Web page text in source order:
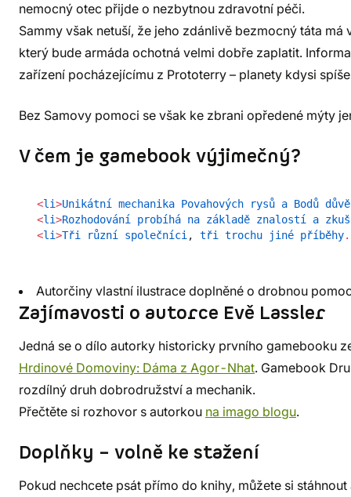
nemocný otec přijde o nezbytnou zdravotní péči.
Sammy však netuší, že jeho zdánlivě bezmocný táta má
který bude armáda ochotná velmi dobře zaplatit.
zařízení pocházejícímu z Prototerry – planety kdysi
Bez Samovy pomoci se však ke zbrani opředené mýty
V čem je gamebook výjimečný?
<li>Unikátní mechanika Povahových rysů a Bodů
<li>Rozhodování probíhá na základě znalostí a
<li>Tři různí společníci , tři trochu jiné příběhy.
Autorčiny vlastní ilustrace doplněné o drobnou
Zajímavosti o autorce Evě Lassler
Jedná se o dílo autorky historicky prvního gamebooku
Hrdinové Domoviny: Dáma z Agor-Nhat. Gamebook
rozdílný druh dobrodružství a mechanik.
Přečtěte si rozhovor s autorkou na imago blogu.
Doplňky – volně ke stažení
Pokud nechcete psát přímo do knihy, můžete si